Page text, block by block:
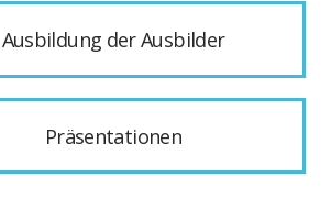
Ausbildung der Ausbilder
Präsentationen